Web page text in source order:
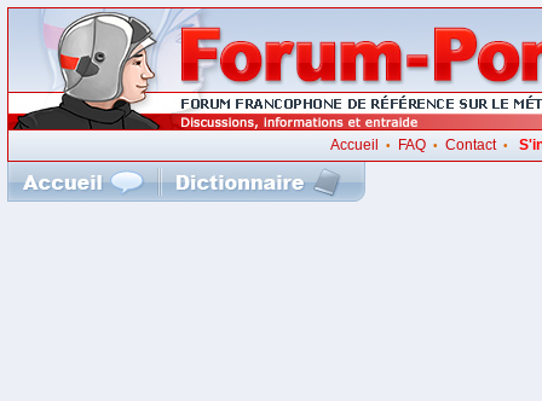
Accueil • FAQ •Contact•